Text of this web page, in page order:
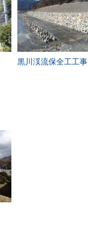
黒川渓流保全工工事